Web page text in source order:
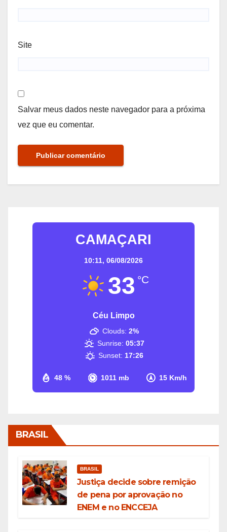
Site
Salvar meus dados neste navegador para a próxima
vez que eu comentar.
CAMAÇARI
10:11, 06/08/2026
33 °C
Céu Limpo
48 % 1011 mb 15 Km/h
Clouds: 2%
Sunrise: 05:37
Sunset: 17:26
BRASIL
BRASIL
Justiça decide sobre remição
de pena por aprovação no
ENEM e no ENCCEJA